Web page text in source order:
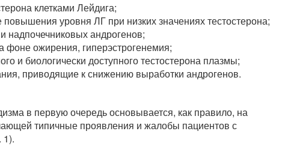
клетками Лейдига;
уровня ЛГ при низких значениях тестостерона;
надпочечниковых андрогенов;
фоне ожирения, гиперэстрогенемия;
и биологически доступного тестостерона плазмы;
приводящие к снижению выработки андрогенов.
в первую очередь основывается, как правило, на
типичные проявления и жалобы пациентов с
1).